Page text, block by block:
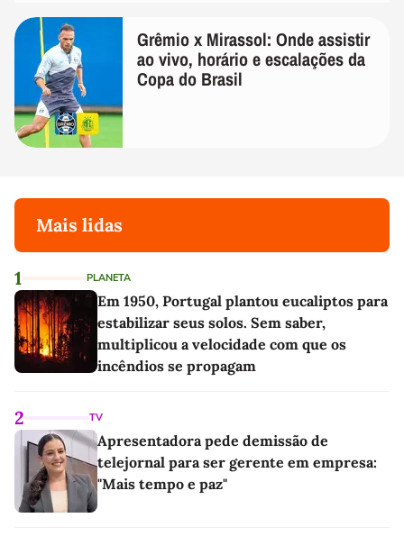
Grêmio x Mirassol: Onde assistir
ao vivo, horário e escalações da
Copa do Brasil
Mais lidas
1 PLANETA
Em 1950, Portugal plantou eucaliptos para
estabilizar seus solos. Sem saber,
multiplicou a velocidade com que os
incêndios se propagam
2 TV
Apresentadora pede demissão de
telejornal para ser gerente em empresa:
"Mais tempo e paz"